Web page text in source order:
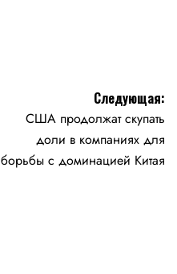
Следующая:
США продолжат скупать
доли в компаниях для
борьбы с доминацией Китая